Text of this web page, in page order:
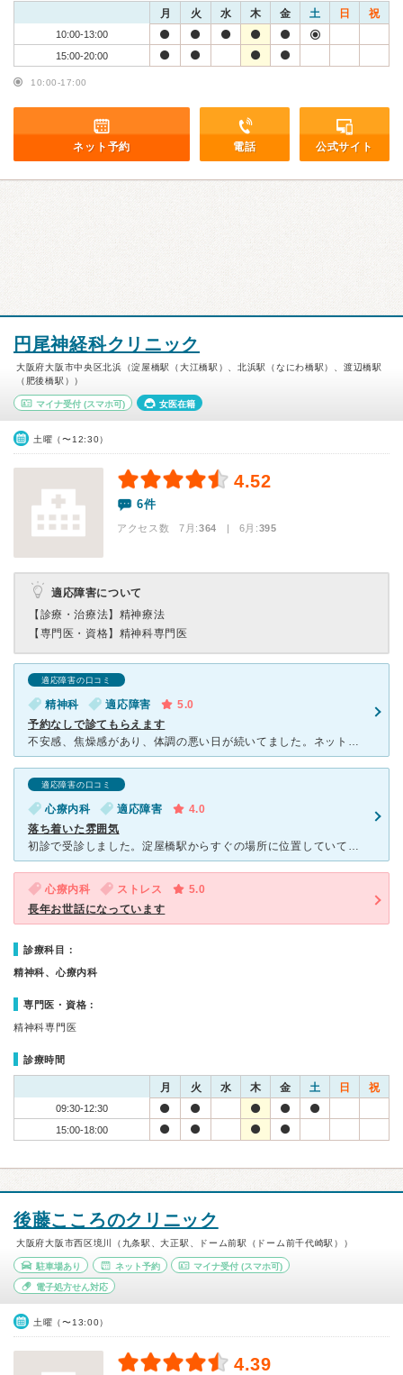
月 火 水 木 金 土 日 祝
10:00-13:00
15:00-20:00
10:00-17:00
ネット予約 電話 公式サイト
円尾神経科クリニック
大阪府大阪市中央区北浜（淀屋橋駅（大江橋駅）、北浜駅（なにわ橋駅）、渡辺橋駅
（肥後橋駅））
マイナ受付 (スマホ可) 女医在籍
土曜（〜12:30）
4.52
6件
アクセス数 7月:364 | 6月:395
適応障害について
【診療・治療法】 精神療法
【専門医・資格】 精神科専門医
適応障害の口コミ
精神科 適応障害
5.0
予約なしで診てもらえます
不安感、焦燥感があり、体調の悪い日が続いてました。ネットで病院を検索してもほとんどが予約が必要な上、当日不可が多いため、少しの待ち時間があっても予約なしで診ていただけるのがたいへん有り難かったです。辛
適応障害の口コミ
心療内科 適応障害
4.0
落ち着いた雰囲気
初診で受診しました。淀屋橋駅からすぐの場所に位置していてとても便利です。会社帰りなどでも立ち寄りやすいと感じます。こういった分野の病院にしてはめずらしく予約制では無い為初診も思い立ったらすぐに来院する
心療内科 ストレス
5.0
長年お世話になっています
診療科目：
精神科、心療内科
専門医・資格：
精神科専門医
診療時間
月 火 水 木 金 土 日 祝
09:30-12:30
15:00-18:00
後藤こころのクリニック
大阪府大阪市西区境川（九条駅、大正駅、ドーム前駅（ドーム前千代崎駅））
駐車場あり ネット予約 マイナ受付 (スマホ可)
電子処方せん対応
土曜（〜13:00）
4.39